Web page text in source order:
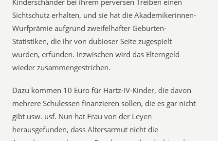
Sichtschutz erhalten, und sie hat die Akademikerinnen-
Wurfprämie aufgrund zweifelhafter Geburten-
Statistiken, die ihr von dubioser Seite zugespielt
wurden, erfunden. Inzwischen wird das Elterngeld
wieder zusammengestrichen.
Dazu kommen 10 Euro für Hartz-IV-Kinder, die davon
mehrere Schulessen finanzieren sollen, die es gar nicht
gibt usw. usf. Nun hat Frau von der Leyen
herausgefunden, dass Altersarmut nicht die